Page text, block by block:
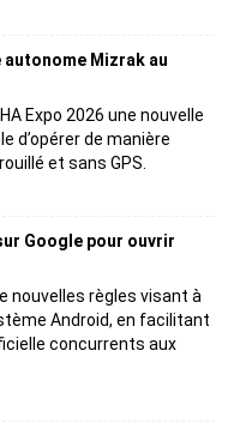
Mizrak au
Expo 2026 une nouvelle
d’opérer de manière
et sans GPS.
Google pour ouvrir
nouvelles règles visant à
Android, en facilitant
concurrents aux